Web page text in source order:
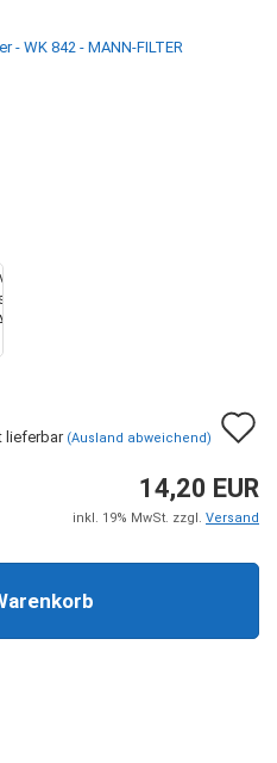
lieferbar (Ausland abweichend)
14,20 EUR
inkl. 19% MwSt. zzgl. Versand